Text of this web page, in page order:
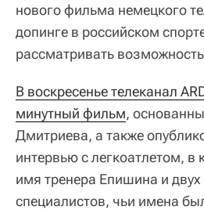
нового фильма немецкого
допинге в российском
рассматривать
В воскресенье телеканал
минутный фильм,
Дмитриева, а также
интервью с легкоатлетом, в
имя тренера Епишина и двух
специалистов, чьи имена